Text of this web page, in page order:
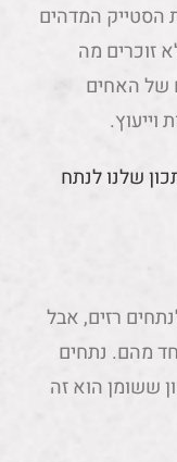
הסטייק המדהים
זוכרים מה
של האחים
שלנו לנתח
רזים, אבל
מהם. נתחים
ששומן הוא זה